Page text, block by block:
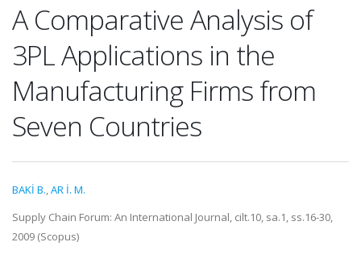
A Comparative Analysis of
3PL Applications in the
Manufacturing Firms from
Seven Countries
BAKİ B.,AR İ. M.
Supply Chain Forum: An International Journal, cilt.10, sa.1, ss.16-30,
2009 (Scopus)